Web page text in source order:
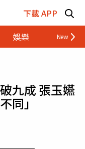
下載 APP
娛樂 財經
九成 張玉嬿
同」